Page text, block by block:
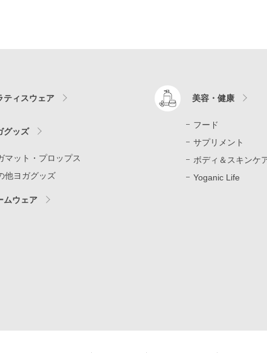
ティスウェア
グッズ
マット・プロップス
他ヨガグッズ
ムウェア
美容・健康
フード
サプリメント
ボディ＆スキンケ
Yoganic Life